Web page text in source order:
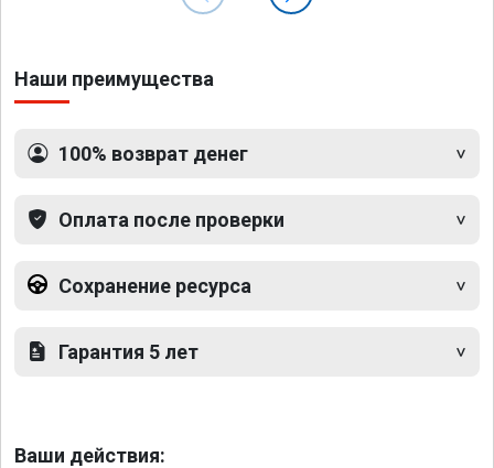
Наши преимущества
100% возврат денег
Оплата после проверки
Сохранение ресурса
Гарантия 5 лет
Ваши действия: